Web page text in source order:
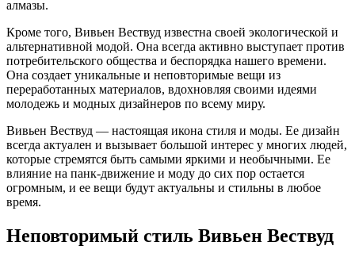
алмазы.
Кроме того, Вивьен Вествуд известна своей экологической и
альтернативной модой. Она всегда активно выступает против
потребительского общества и беспорядка нашего времени.
Она создает уникальные и неповторимые вещи из
переработанных материалов, вдохновляя своими идеями
молодежь и модных дизайнеров по всему миру.
Вивьен Вествуд — настоящая икона стиля и моды. Ее дизайн
всегда актуален и вызывает большой интерес у многих людей,
которые стремятся быть самыми яркими и необычными. Ее
влияние на панк-движение и моду до сих пор остается
огромным, и ее вещи будут актуальны и стильны в любое
время.
Неповторимый стиль Вивьен Вествуд